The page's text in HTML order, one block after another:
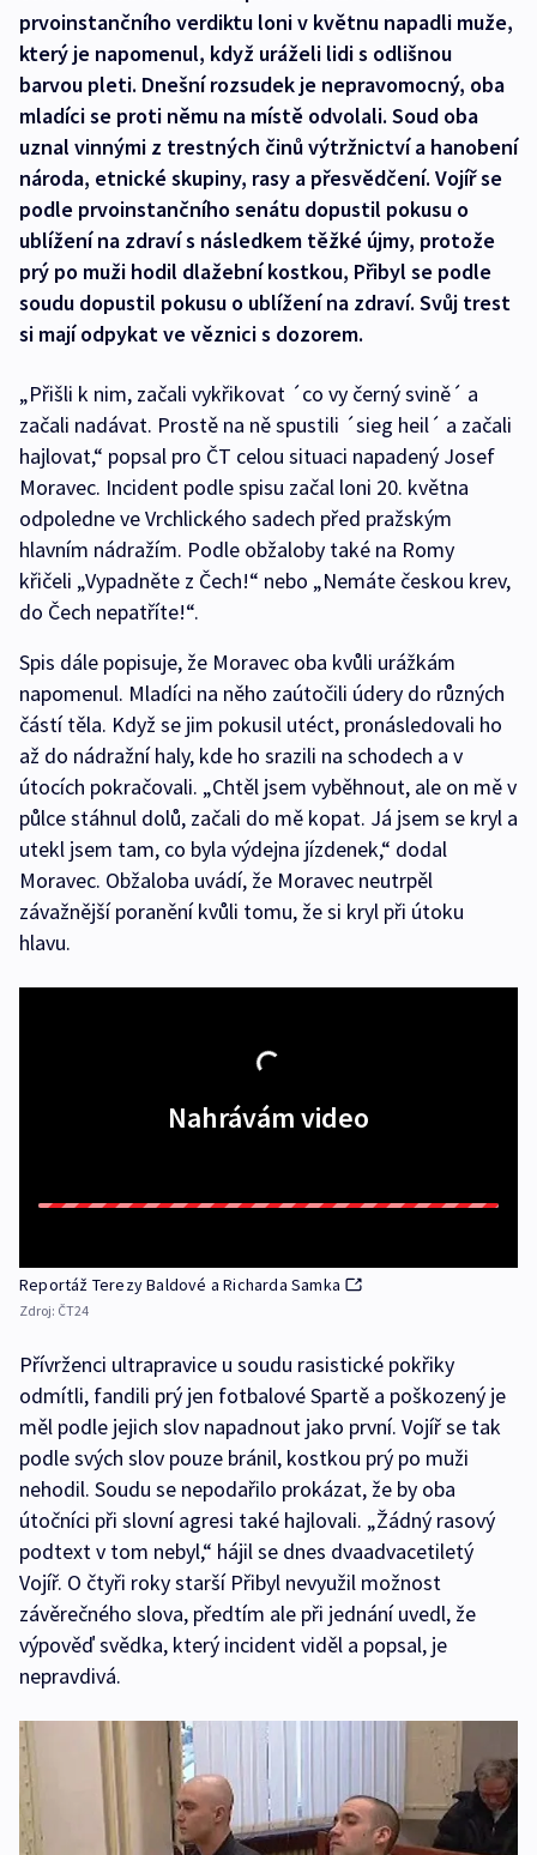
prvoinstančního verdiktu loni v květnu napadli muže,
který je napomenul, když uráželi lidi s odlišnou
barvou pleti. Dnešní rozsudek je nepravomocný, oba
mladíci se proti němu na místě odvolali. Soud oba
uznal vinnými z trestných činů výtržnictví a hanobení
národa, etnické skupiny, rasy a přesvědčení. Vojíř se
podle prvoinstančního senátu dopustil pokusu o
ublížení na zdraví s následkem těžké újmy, protože
prý po muži hodil dlažební kostkou, Přibyl se podle
soudu dopustil pokusu o ublížení na zdraví. Svůj trest
si mají odpykat ve věznici s dozorem.
„Přišli k nim, začali vykřikovat ´co vy černý svině´ a
začali nadávat. Prostě na ně spustili ´sieg heil´ a začali
hajlovat,“ popsal pro ČT celou situaci napadený Josef
Moravec. Incident podle spisu začal loni 20. května
odpoledne ve Vrchlického sadech před pražským
hlavním nádražím. Podle obžaloby také na Romy
křičeli „Vypadněte z Čech!“ nebo „Nemáte českou krev,
do Čech nepatříte!“.
Spis dále popisuje, že Moravec oba kvůli urážkám
napomenul. Mladíci na něho zaútočili údery do různých
částí těla. Když se jim pokusil utéct, pronásledovali ho
až do nádražní haly, kde ho srazili na schodech a v
útocích pokračovali. „Chtěl jsem vyběhnout, ale on mě v
půlce stáhnul dolů, začali do mě kopat. Já jsem se kryl a
utekl jsem tam, co byla výdejna jízdenek,“ dodal
Moravec. Obžaloba uvádí, že Moravec neutrpěl
závažnější poranění kvůli tomu, že si kryl při útoku
hlavu.
Nahrávám video
Reportáž Terezy Baldové a Richarda Samka
Zdroj: ČT24
Přívrženci ultrapravice u soudu rasistické pokřiky
odmítli, fandili prý jen fotbalové Spartě a poškozený je
měl podle jejich slov napadnout jako první. Vojíř se tak
podle svých slov pouze bránil, kostkou prý po muži
nehodil. Soudu se nepodařilo prokázat, že by oba
útočníci při slovní agresi také hajlovali. „Žádný rasový
podtext v tom nebyl,“ hájil se dnes dvaadvacetiletý
Vojíř. O čtyři roky starší Přibyl nevyužil možnost
závěrečného slova, předtím ale při jednání uvedl, že
výpověď svědka, který incident viděl a popsal, je
nepravdivá.